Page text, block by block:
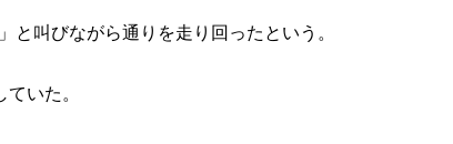
と叫びながら通りを走り回ったという。
いた。